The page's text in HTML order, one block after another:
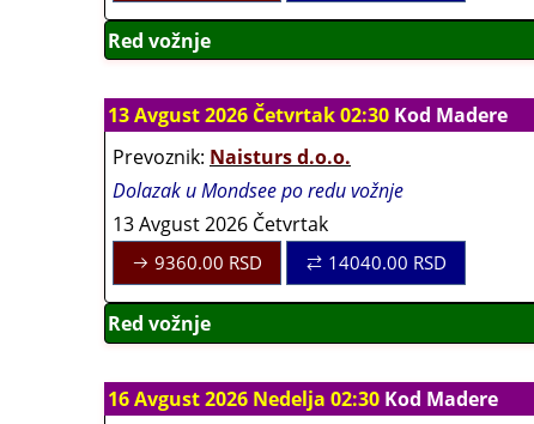
Red vožnje
13 Avgust 2026 Četvrtak 02:30 Kod Madere
Prevoznik: Naisturs d.o.o.
Dolazak u Mondsee po redu vožnje
13 Avgust 2026 Četvrtak
9360.00 RSD 14040.00 RSD
Red vožnje
16 Avgust 2026 Nedelja 02:30 Kod Madere